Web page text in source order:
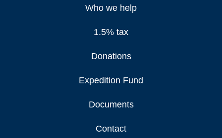
Who we help
1.5% tax
Donations
Expedition Fund
Documents
Contact